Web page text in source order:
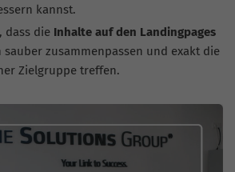
kannst.
dass die Inhalte auf den Landingpages
sauber zusammenpassen und exakt die
Zielgruppe treffen.